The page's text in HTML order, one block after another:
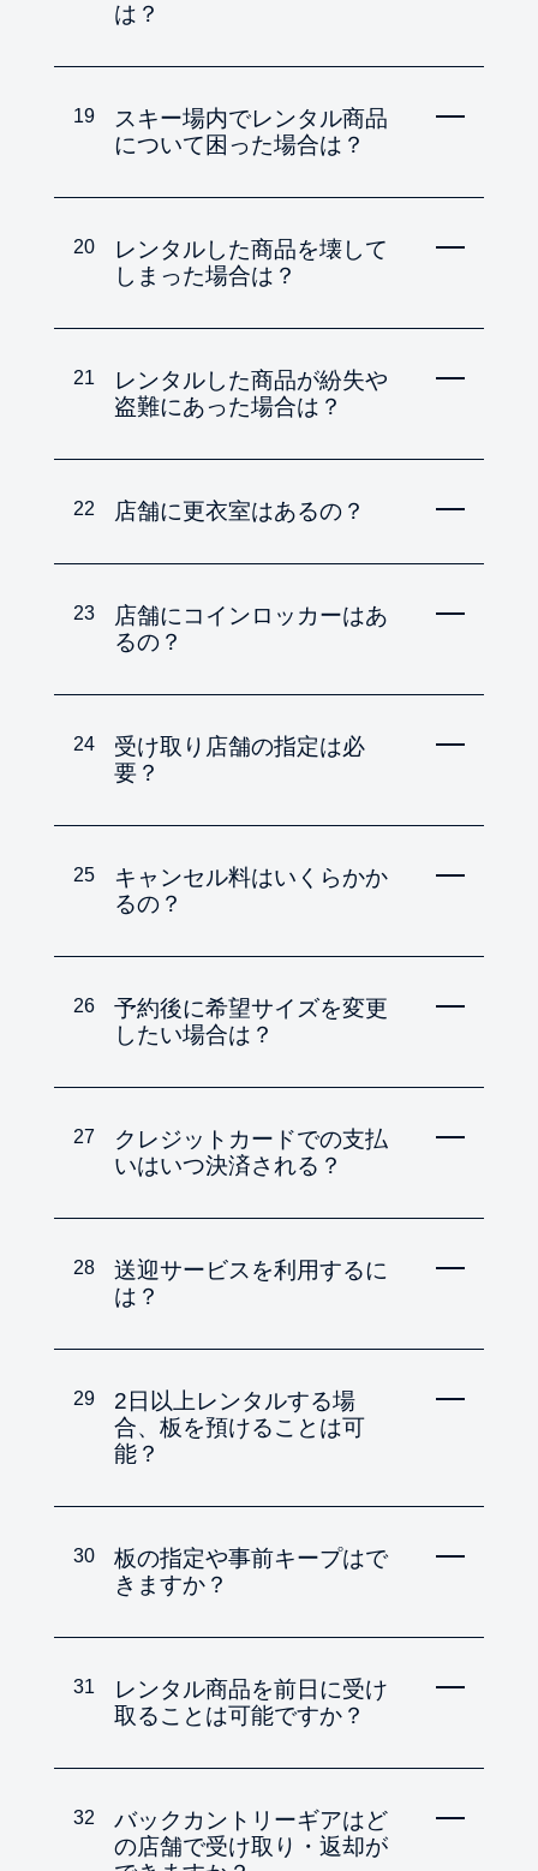
は？
19
スキー場内でレンタル商品
について困った場合は？
20
レンタルした商品を壊して
しまった場合は？
21
レンタルした商品が紛失や
盗難にあった場合は？
22 店舗に更衣室はあるの？
23
店舗にコインロッカーはあ
るの？
24
受け取り店舗の指定は必
要？
25
キャンセル料はいくらかか
るの？
26
予約後に希望サイズを変更
したい場合は？
27
クレジットカードでの支払
いはいつ決済される？
28
送迎サービスを利用するに
は？
29
2日以上レンタルする場
合、板を預けることは可
能？
30
板の指定や事前キープはで
きますか？
31
レンタル商品を前日に受け
取ることは可能ですか？
32
バックカントリーギアはど
の店舗で受け取り・返却が